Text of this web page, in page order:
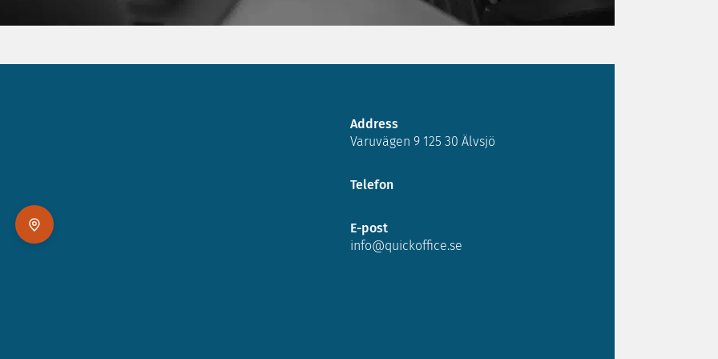
Address
Varuvägen 9 125 30 Älvsjö
Telefon
E-post
info@quickoffice.se